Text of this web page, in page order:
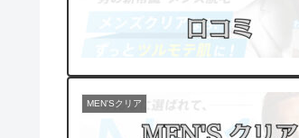
MEN'Sクリア